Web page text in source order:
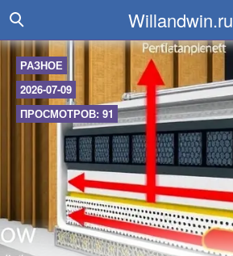
Willandwin.ru
РАЗНОЕ
2026-07-09
ПРОСМОТРОВ: 91